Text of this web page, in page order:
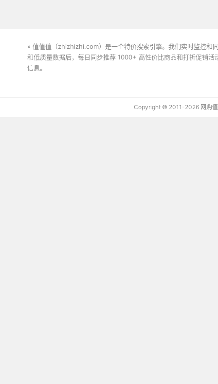
» 值值值（zhizhizhi.com）是一个特价搜索引擎。我们实时监控和
和低质量数据后，每日同步推荐 1000+ 高性价比商品和打折促销
信息。
Copyright © 2011-2026 网购